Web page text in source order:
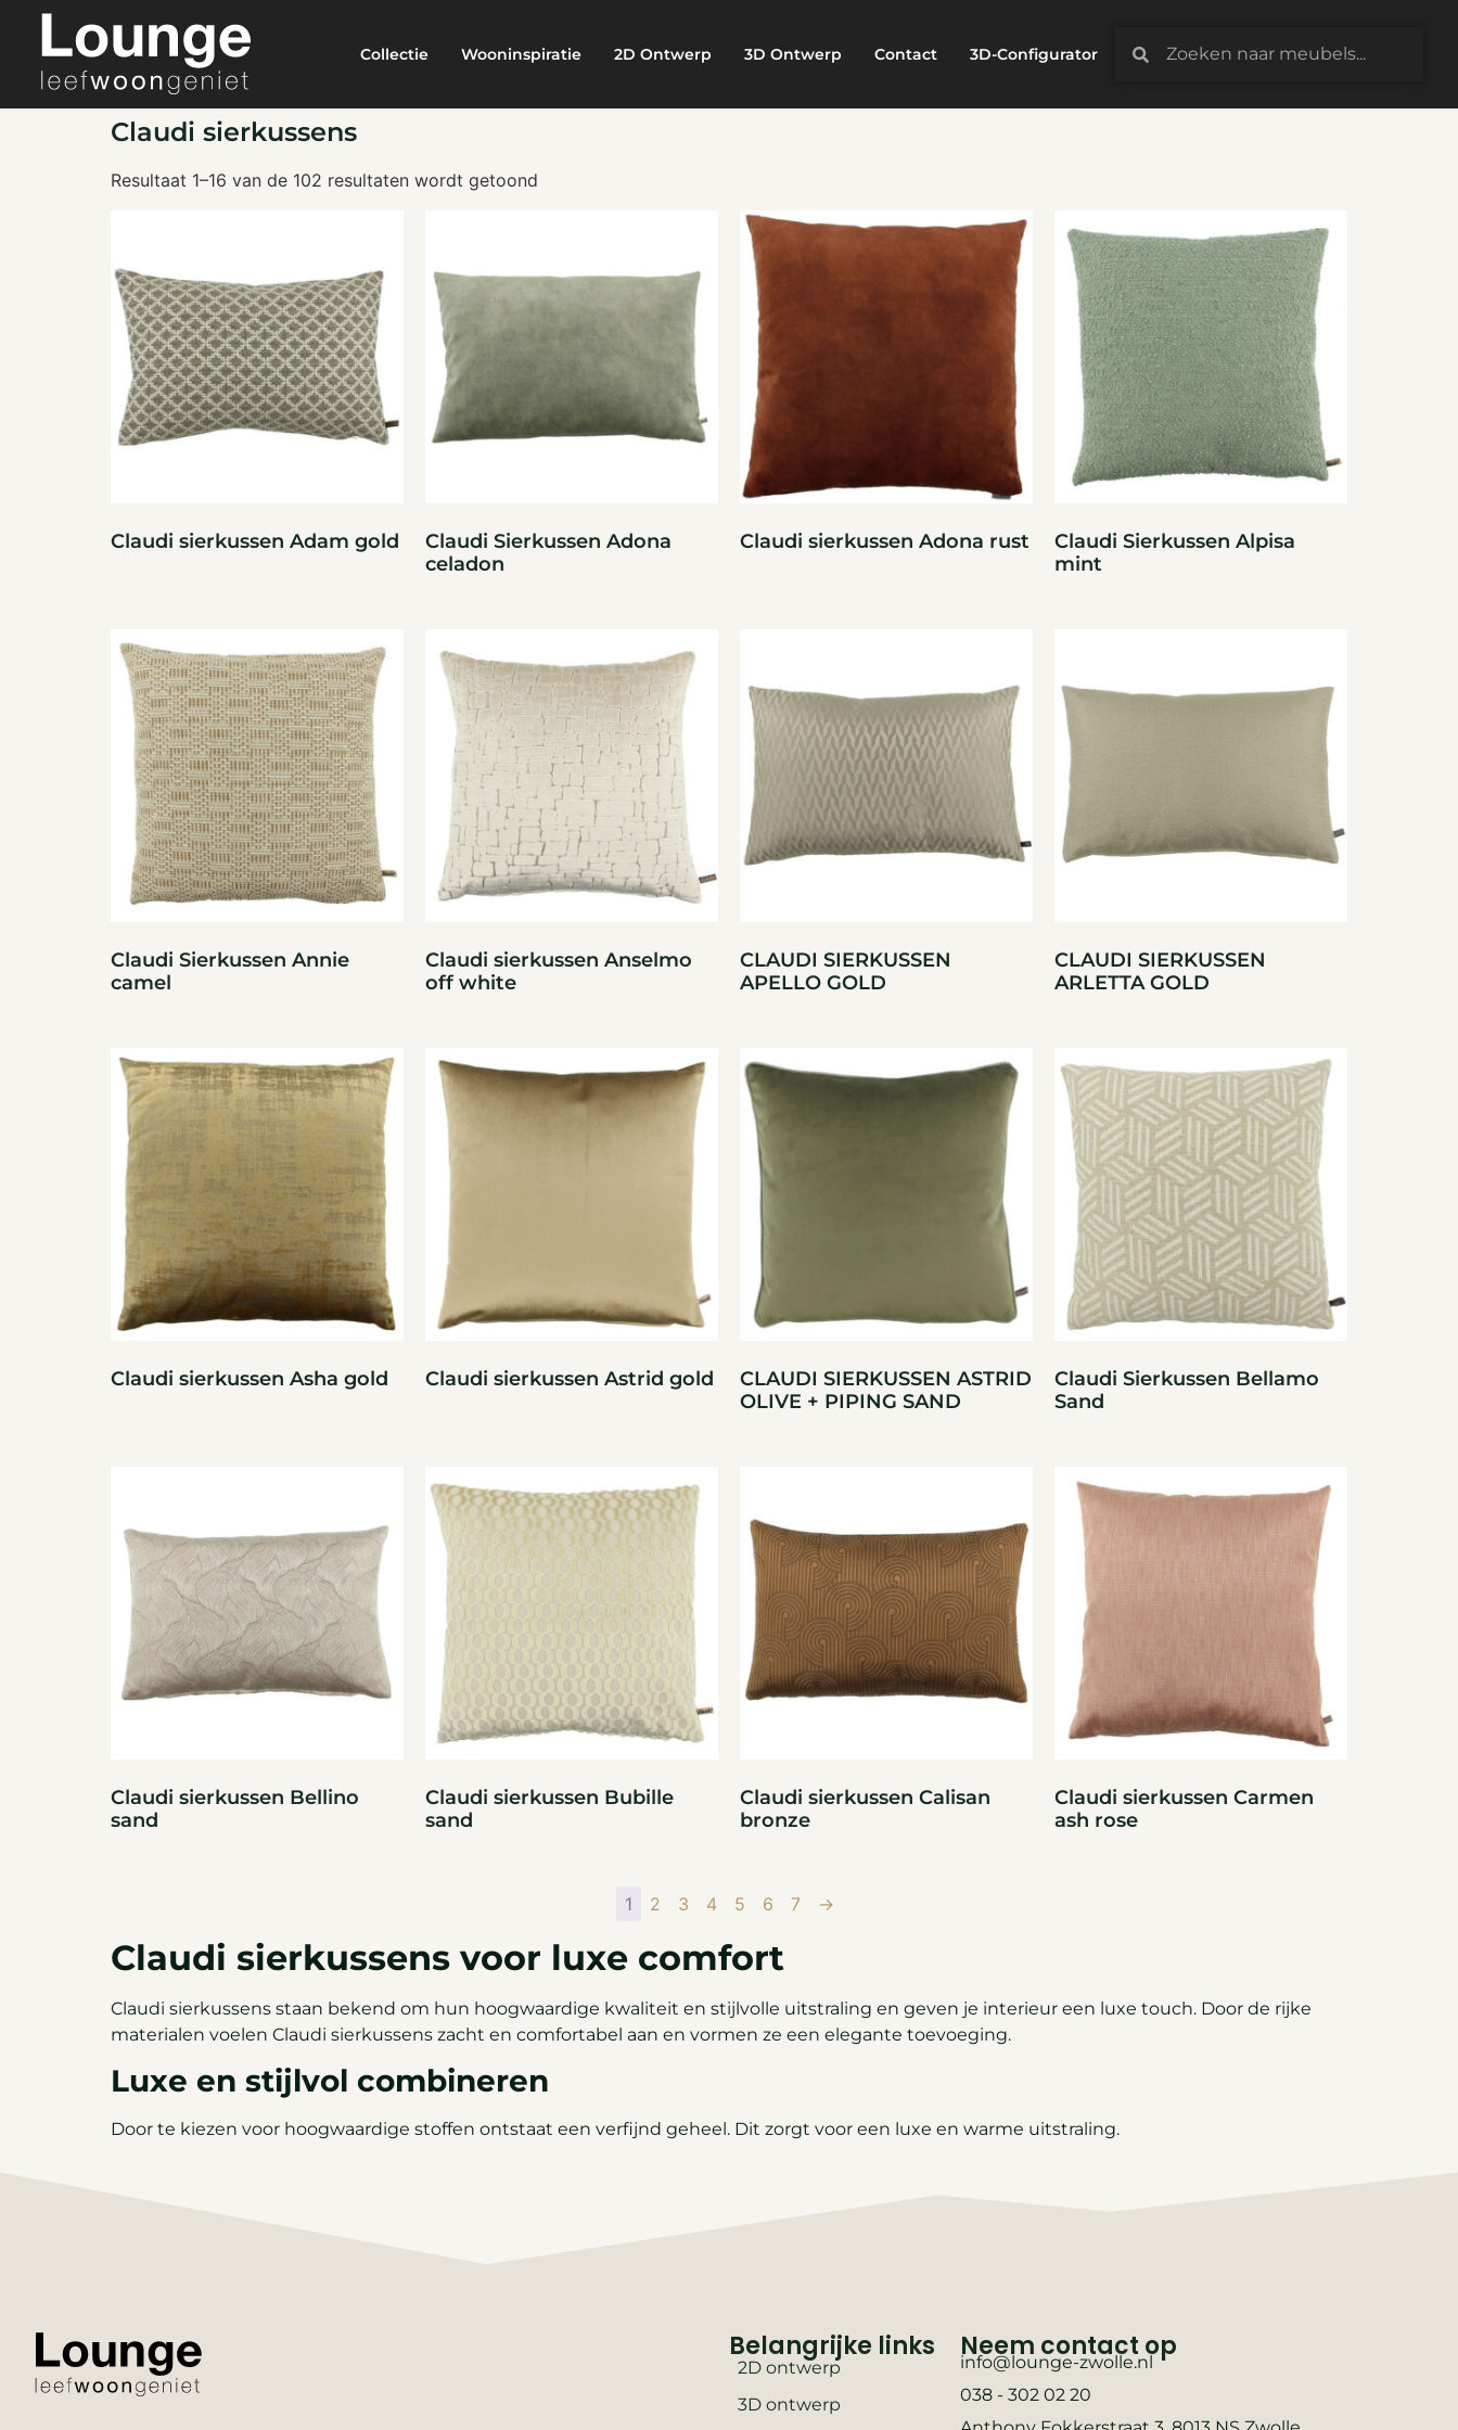
Collectie Wooninspiratie 2D Ontwerp 3D Ontwerp Contact 3D-Configurator
Claudi sierkussens
Resultaat 1–16 van de 102 resultaten wordt getoond
Claudi sierkussen Adam gold
Claudi Sierkussen Adona
celadon
Claudi sierkussen Adona rust
Claudi Sierkussen Alpisa
mint
Claudi Sierkussen Annie
camel
Claudi sierkussen Anselmo
off white
CLAUDI SIERKUSSEN
APELLO GOLD
CLAUDI SIERKUSSEN
ARLETTA GOLD
Claudi sierkussen Asha gold Claudi sierkussen Astrid gold
CLAUDI SIERKUSSEN ASTRID
OLIVE + PIPING SAND
Claudi Sierkussen Bellamo
Sand
Claudi sierkussen Bellino
sand
Claudi sierkussen Bubille
sand
Claudi sierkussen Calisan
bronze
Claudi sierkussen Carmen
ash rose
1 2 3 4 5 6 7 →
Claudi sierkussens voor luxe comfort
Claudi sierkussens staan bekend om hun hoogwaardige kwaliteit en stijlvolle uitstraling en geven je interieur een luxe touch. Door de rijke
materialen voelen Claudi sierkussens zacht en comfortabel aan en vormen ze een elegante toevoeging.
Luxe en stijlvol combineren
Door te kiezen voor hoogwaardige stoffen ontstaat een verfijnd geheel. Dit zorgt voor een luxe en warme uitstraling.
Belangrijke links
2D ontwerp
3D ontwerp
Neem contact op
info@lounge-zwolle.nl
038 - 302 02 20